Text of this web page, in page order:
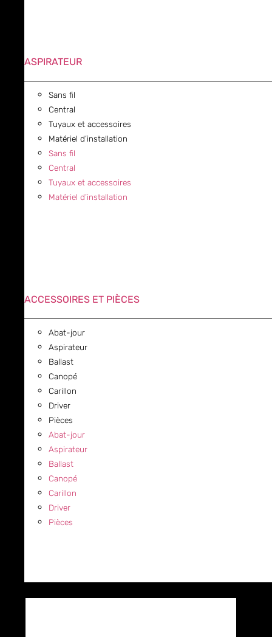
ASPIRATEUR
Sans fil
Central
Tuyaux et accessoires
Matériel d’installation
Sans fil
Central
Tuyaux et accessoires
Matériel d’installation
ACCESSOIRES ET PIÈCES
Abat-jour
Aspirateur
Ballast
Canopé
Carillon
Driver
Pièces
Abat-jour
Aspirateur
Ballast
Canopé
Carillon
Driver
Pièces